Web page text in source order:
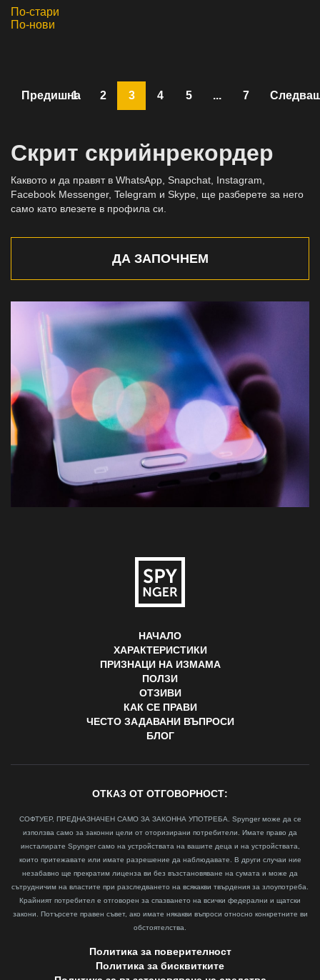
Навигация
По-стари
По-нови
Предишна
1 2 3 4 5 ... 7
Скрит скрийнрекордер
Каквото и да правят в WhatsApp, Snapchat, Instagram,
Facebook Messenger, Telegram и Skype, ще разберете за него
само като влезете в профила си.
ДА ЗАПОЧНЕМ
НАЧАЛО
ХАРАКТЕРИСТИКИ
ПРИЗНАЦИ НА ИЗМАМА
ПОЛЗИ
ОТЗИВИ
КАК СЕ ПРАВИ
ЧЕСТО ЗАДАВАНИ ВЪПРОСИ
БЛОГ
ОТКАЗ ОТ ОТГОВОРНОСТ:
СОФТУЕР, ПРЕДНАЗНАЧЕН САМО ЗА ЗАКОННА УПОТРЕБА. Spynger може да се
използва само за законни цели от оторизирани потребители. Имате право да
инсталирате Spynger само на устройствата на вашите деца и на устройствата,
които притежавате или имате разрешение да наблюдавате. В други случаи ние
незабавно ще прекратим лиценза ви без възстановяване на сумата и може да
сътрудничим на властите при разследването на всякакви твърдения за злоупотреба.
Крайният потребител е отговорен за спазването на всички федерални и щатски
закони. Потърсете правен съвет, ако имате някакви въпроси относно конкретните ви
обстоятелства.
Политика за поверителност
Политика за бисквитките